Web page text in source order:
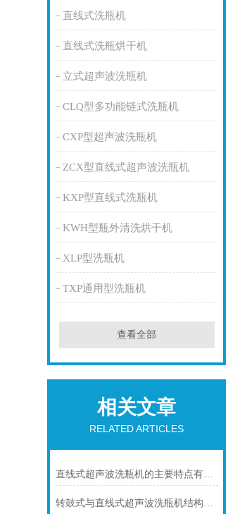
直线式洗瓶机
直线式洗瓶烘干机
立式超声波洗瓶机
CLQ型多功能链式洗瓶机
CXP型超声波洗瓶机
ZCX型直线式超声波洗瓶机
KXP型直线式洗瓶机
KWH型瓶外清洗烘干机
XLP型洗瓶机
TXP通用型洗瓶机
查看全部
相关文章
RELATED ARTICLES
直线式超声波洗瓶机的主要特点有哪些？
转鼓式与直线式超声波洗瓶机结构对比